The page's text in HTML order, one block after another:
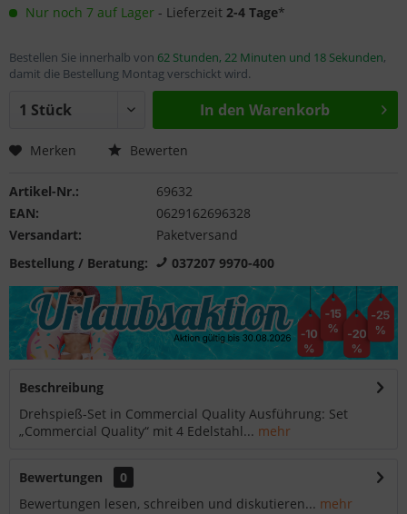
Nur noch 7 auf Lager - Lieferzeit 2-4 Tage*
Bestellen Sie innerhalb von 62 Stunden, 22 Minuten und 18 Sekunden,
damit die Bestellung Montag verschickt wird.
In den Warenkorb
Merken Bewerten
Artikel-Nr.:
69632
EAN:
0629162696328
Versandart:
Paketversand
Bestellung / Beratung:
037207 9970-400
Beschreibung
Drehspieß-Set in Commercial Quality Ausführung: Set
„Commercial Quality“ mit 4 Edelstahl... mehr
Bewertungen
0
Bewertungen lesen, schreiben und diskutieren... mehr